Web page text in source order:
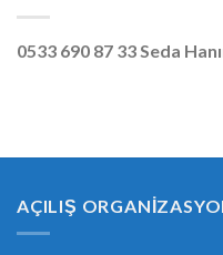
0533 690 87 33 Seda
AÇILIŞ